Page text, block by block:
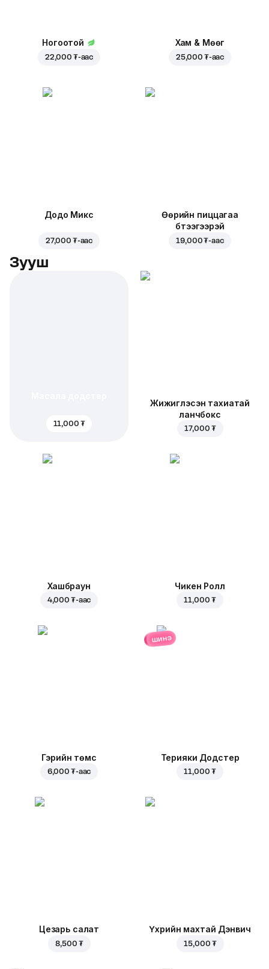
Ногоотой
22,000 ₮-аас
Хам & Мөөг
25,000 ₮-аас
Додо Микс
27,000 ₮-аас
Өөрийн пиццагаа
бүтээгээрэй
19,000 ₮-аас
Зууш
11,000 ₮
Жижиглэсэн тахиатай
ланчбокс
17,000 ₮
Хашбраун
4,000 ₮-аас
Чикен Ролл
11,000 ₮
Гэрийн төмс
6,000 ₮-аас
шинэ
Терияки Додстер
11,000 ₮
Цезарь салат
8,500 ₮
Үхрийн махтай Дэнвич
15,000 ₮